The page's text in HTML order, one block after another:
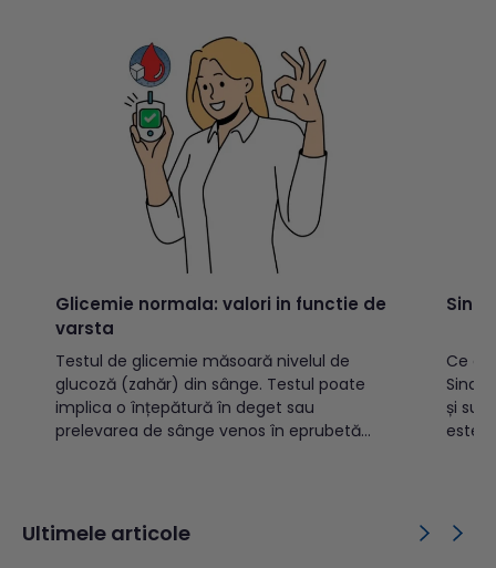
Glicemie normala: valori in functie de
varsta
Testul de glicemie măsoară nivelul de
glucoză (zahăr) din sânge. Testul poate
implica o înțepătură în deget sau
prelevarea de sânge venos în eprubetă
populației adulte. Cuprins: Ce este
glicemia?Ce este glucoza?Valori normale
Ce
și
este
sau
organică
Ultimele articole